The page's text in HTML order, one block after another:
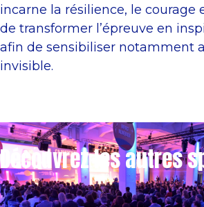
incarne la résilience, le courage
de transformer l’épreuve en
afin de sensibiliser notamment
invisible.
Découvrez les autres